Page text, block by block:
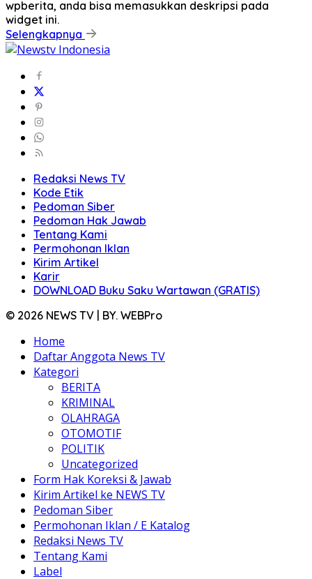
wpberita, anda bisa memasukkan deskripsi pada
widget ini.
Selengkapnya
Redaksi News TV
Kode Etik
Pedoman Siber
Pedoman Hak Jawab
Tentang Kami
Permohonan Iklan
Kirim Artikel
Karir
DOWNLOAD Buku Saku Wartawan (GRATIS)
© 2026 NEWS TV | BY. WEBPro
Home
Daftar Anggota News TV
Kategori
BERITA
KRIMINAL
OLAHRAGA
OTOMOTIF
POLITIK
Uncategorized
Form Hak Koreksi & Jawab
Kirim Artikel ke NEWS TV
Pedoman Siber
Permohonan Iklan / E Katalog
Redaksi News TV
Tentang Kami
Label